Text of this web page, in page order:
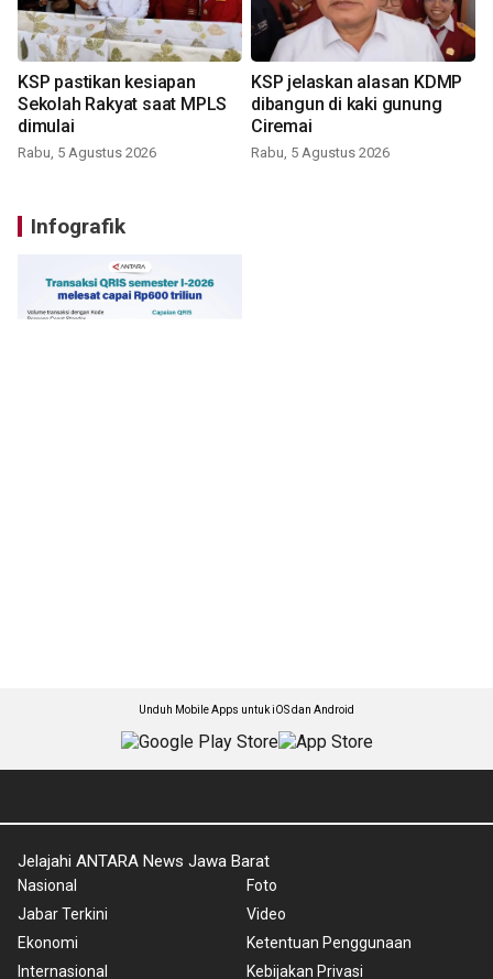
KSP pastikan kesiapan
Sekolah Rakyat saat MPLS
dimulai
Rabu, 5 Agustus 2026
KSP jelaskan alasan KDMP
dibangun di kaki gunung
Ciremai
Rabu, 5 Agustus 2026
Infografik
Unduh Mobile Apps untuk iOS dan Android
Jelajahi ANTARA News Jawa Barat
Nasional
Jabar Terkini
Ekonomi
Internasional
Foto
Video
Ketentuan Penggunaan
Kebijakan Privasi